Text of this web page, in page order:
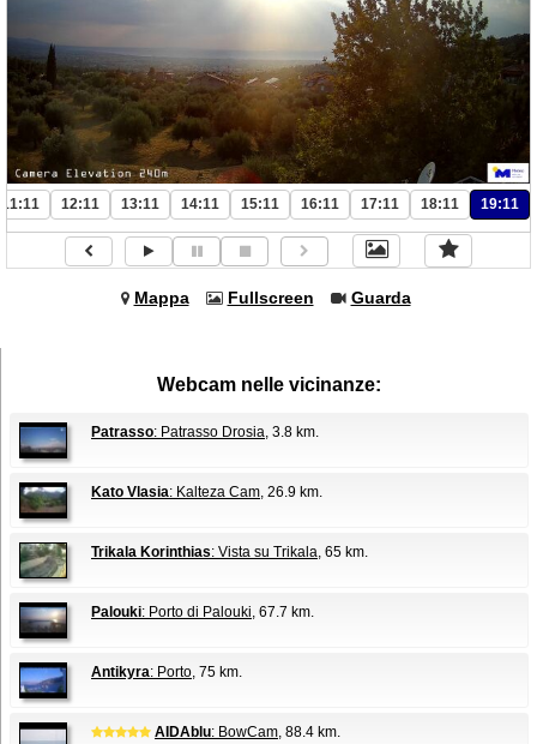
11:11 12:11 13:11 14:11 15:11 16:11 17:11 18:11 19:11
Mappa Fullscreen Guarda
Webcam nelle vicinanze:
Patrasso: Patrasso Drosia, 3.8 km.
Kato Vlasia: Kalteza Cam, 26.9 km.
Trikala Korinthias: Vista su Trikala, 65 km.
Palouki: Porto di Palouki, 67.7 km.
Antikyra: Porto, 75 km.
AIDAblu: BowCam, 88.4 km.